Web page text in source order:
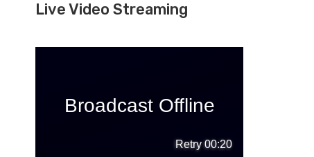
Live Video Streaming